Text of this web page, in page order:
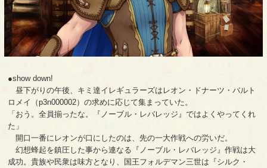
●show down!
昼下がりの午後、キミ達イレギュラーズはレオン・ドナーツ・バルト
ロメイ（p3n000002）の求めに応じて集まっていた。
「おう。全員揃ったな。『ノーブル・レバレッジ』ではよくやってくれ
た」
開口一番にレオンが口にしたのは、先の一大作戦への労いだ。
幻想蜂起を鎮圧した事から連なる『ノーブル・レバレッジ』作戦は大
成功。貴族や民衆は味方となり、国王フォルデマン三世は『シルク・